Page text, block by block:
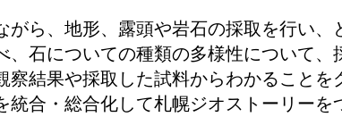
がら、地形、露頭や岩石の採取を行い、
、石についての種類の多様性について、
察結果や採取した試料からわかることを
合・総合化して札幌ジオストーリーを